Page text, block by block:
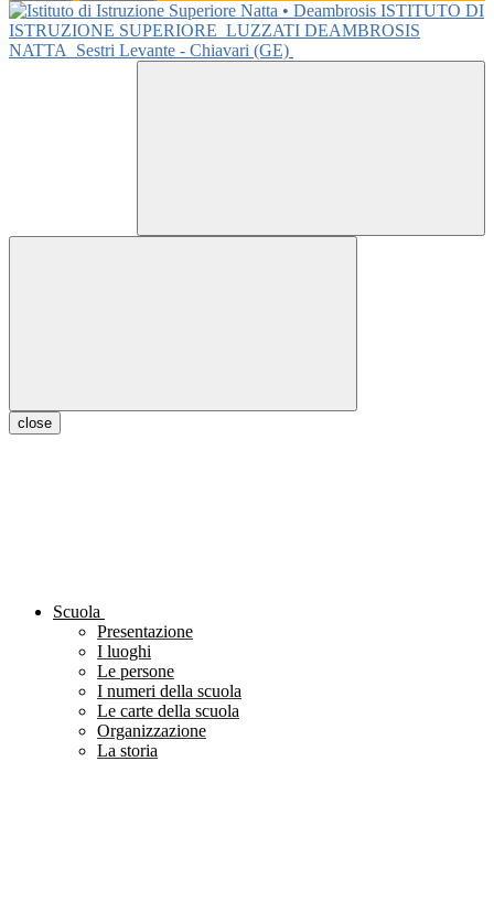
ISTITUTO DI
ISTRUZIONE SUPERIORE LUZZATI DEAMBROSIS
NATTA
Sestri Levante - Chiavari (GE)
close
Scuola
Presentazione
I luoghi
Le persone
I numeri della scuola
Le carte della scuola
Organizzazione
La storia